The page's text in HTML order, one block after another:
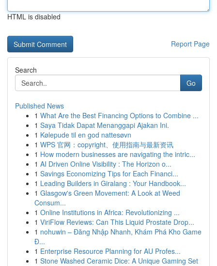
HTML is disabled
Report Page
Search
Go
Published News
1 What Are the Best Financing Options to Combine ...
1 Saya Tidak Dapat Menanggapi Ajakan Ini.
1 Kølepude til en god nattesøvn
1 WPS 官网：copyright、使用指南与最新资讯
1 How modern businesses are navigating the intric...
1 AI Driven Online Visibility : The Horizon o...
1 Savings Economizing Tips for Each Financi...
1 Leading Builders in Giralang : Your Handbook...
1 Glasgow's Green Movement: A Look at Weed
Consum...
1 Online Institutions in Africa: Revolutionizing ...
1 ViriFlow Reviews: Can This Liquid Prostate Drop...
1 nohuwin – Đăng Nhập Nhanh, Khám Phá Kho Game
Đ...
1 Enterprise Resource Planning for AU Profes...
1 Stone Washed Ceramic Dice: A Unique Gaming Set